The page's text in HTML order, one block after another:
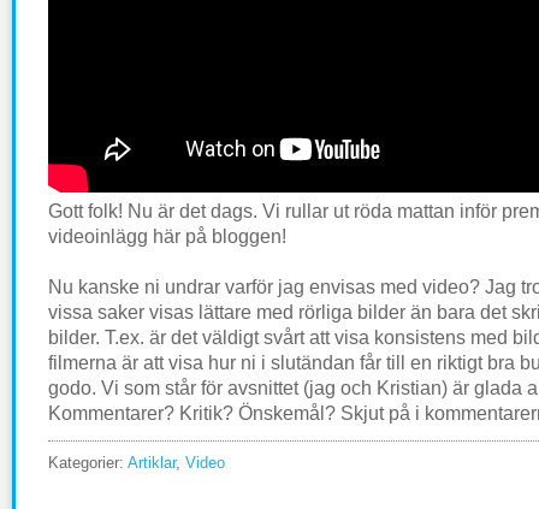
Gott folk! Nu är det dags. Vi rullar ut röda mattan inför
videoinlägg här på bloggen!
Nu kanske ni undrar varför jag envisas med video? Jag
vissa saker visas lättare med rörliga bilder än bara det
bilder. T.ex. är det väldigt svårt att visa konsistens med
filmerna är att visa hur ni i slutändan får till en riktigt bra
godo. Vi som står för avsnittet (jag och Kristian) är glada
Kommentarer? Kritik? Önskemål? Skjut på i
Kategorier: Artiklar, Video